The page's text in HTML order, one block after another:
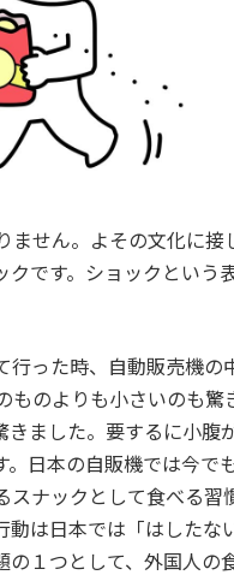
せん。よその文化に接
です。ショックという
った時、自動販売機の
ものよりも小さいのも驚
ました。要するに小腹
日本の自販機では今で
ナックとして食べる習
は日本では「はしたな
１つとして、外国人の